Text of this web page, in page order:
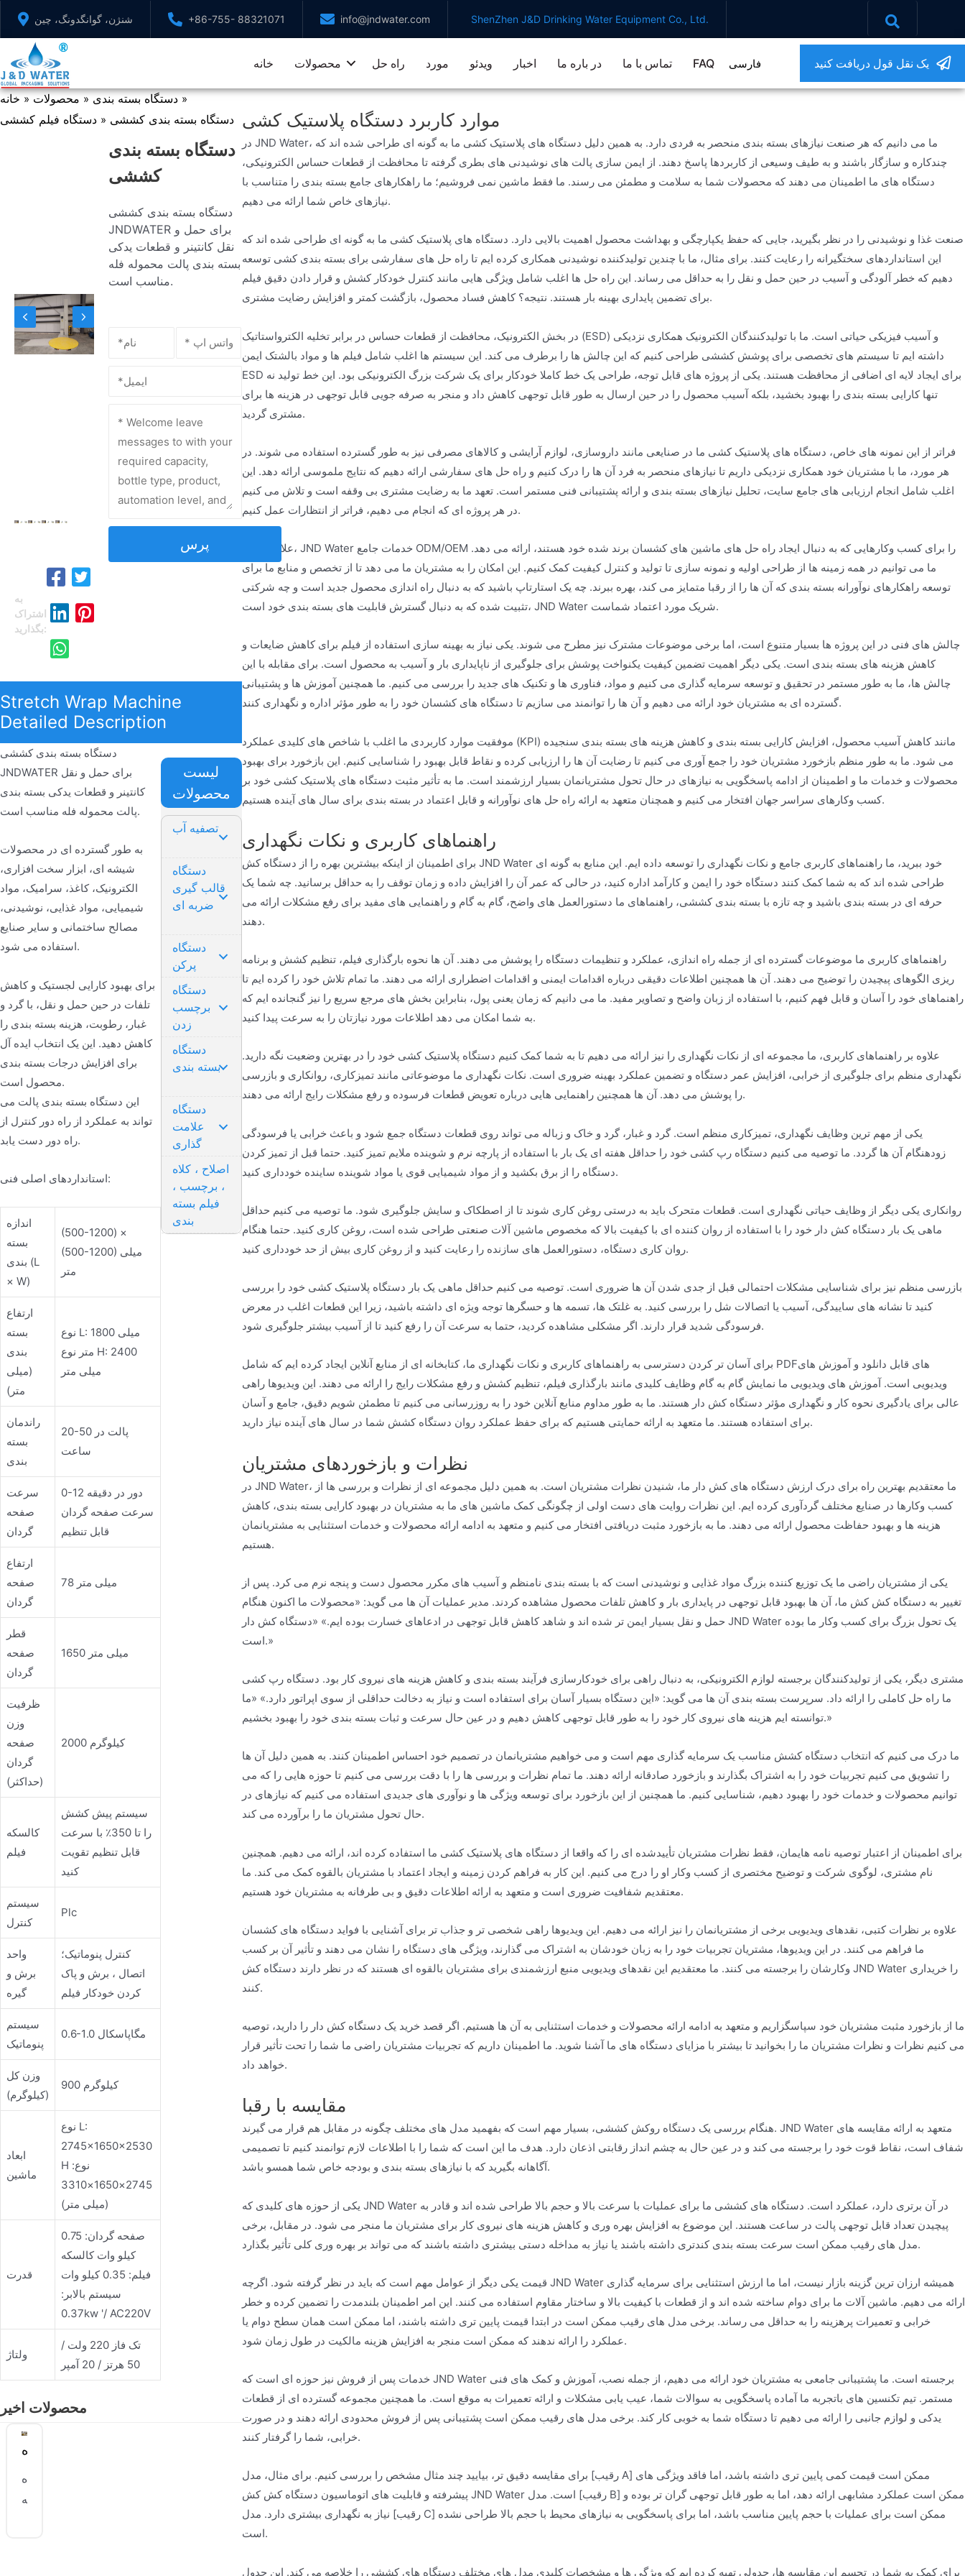
پرش
شنژن، گوانگدونگ، چین +86-755- 88321071 info@jndwater.com ShenZhen J&D Drinking Water Equipment Co., Ltd.
خانه محصولات راه حل مورد ویدئو اخبار در باره ما تماس با ما FAQ فارسی یک نقل قول دریافت کنید
خانه » محصولات » دستگاه بسته بندی »
دستگاه فیلم کششی » دستگاه بسته بندی کششی
به
اشتراک
بگذارید:
دستگاه بسته بندی
کششی
دستگاه بسته بندی کششی
JNDWATER برای حمل و
نقل کانتینر و قطعات یدکی
بسته بندی پالت محموله فله
مناسب است.
پرس
Stretch Wrap Machine
Detailed Description
دستگاه بسته بندی کششی
JNDWATER برای حمل و نقل
کانتینر و قطعات یدکی بسته بندی
پالت محموله فله مناسب است.
به طور گسترده ای در محصولات
شیشه ای، ابزار سخت افزاری،
الکترونیک، کاغذ، سرامیک، مواد
شیمیایی، مواد غذایی، نوشیدنی،
مصالح ساختمانی و سایر صنایع
استفاده می شود.
برای بهبود کارایی لجستیک و کاهش
تلفات در حین حمل و نقل، با گرد و
غبار، رطوبت، هزینه بسته بندی را
کاهش دهید. این یک انتخاب ایده آل
برای افزایش درجات بسته بندی
محصول است.
این دستگاه بسته بندی پالت می
تواند به عملکرد از راه دور کنترل از
راه دور دست یابد.
استانداردهای اصلی فنی:
اندازه
بسته
بندی (L
× W)
(500-1200) ×
(500-1200) میلی
متر
ارتفاع
بسته
بندی
(میلی
متر)
نوع L: 1800 میلی
متر نوع H: 2400
میلی متر
راندمان
بسته
بندی
20-50 پالت در
ساعت
سرعت
صفحه
گردان
0-12 دور در دقیقه
سرعت صفحه گردان
قابل تنظیم
ارتفاع
صفحه
گردان
78 میلی متر
قطر
صفحه
گردان
1650 میلی متر
ظرفیت
وزن
صفحه
گردان
(حداکثر)
2000 کیلوگرم
کالسکه
فیلم
سیستم پیش کشش
را تا 350٪ با سرعت
قابل تنظیم تقویت
کنید
سیستم
کنترل
Plc
واحد
برش و
گیره
کنترل پنوماتیک؛
اتصال ، برش و پاک
کردن خودکار فیلم
سیستم
پنوماتیک
0.6-1.0 مگاپاسکال
وزن کل
(کیلوگرم)
900 کیلوگرم
ابعاد
ماشین
نوع L:
2745×1650×2530
H نوع:
2745×1650×3310
(میلی متر)
قدرت
صفحه گردان: 0.75
کیلو وات کالسکه
فیلم: 0.35 کیلو وات
سیستم بالابر:
0.37kw '/ AC220V
ولتاژ
تک فاز 220 ولت /
50 هرتز / 20 آمپر
لیست
محصولات
تصفیه آب
دستگاه
قالب گیری
ضربه ای
دستگاه
پرکن
دستگاه
برچسب
زدن
دستگاه
بسته بندی
دستگاه
علامت
گذاری
اصلاح ، کلاه
، برچسب ،
فیلم بسته
بندی
محصولات اخیر
دستگاه
فیلم
کششی
دستگاه
بسته
موارد کاربرد دستگاه پلاستیک کشی
در JND Water، ما می دانیم که هر صنعت نیازهای بسته بندی منحصر به فردی دارد. به همین دلیل دستگاه های پلاستیک کشی ما به گونه ای طراحی شده اند که
چندکاره و سازگار باشند و به طیف وسیعی از کاربردها پاسخ دهند. از ایمن سازی پالت های نوشیدنی های بطری گرفته تا محافظت از قطعات حساس الکترونیکی،
دستگاه های ما اطمینان می دهند که محصولات شما به سلامت و مطمئن می رسند. ما فقط ماشین نمی فروشیم؛ ما راهکارهای جامع بسته بندی را متناسب با
نیازهای خاص شما ارائه می دهیم.
صنعت غذا و نوشیدنی را در نظر بگیرید، جایی که حفظ یکپارچگی و بهداشت محصول اهمیت بالایی دارد. دستگاه های پلاستیک کشی ما به گونه ای طراحی شده اند که
این استانداردهای سختگیرانه را رعایت کنند. برای مثال، ما با چندین تولیدکننده نوشیدنی همکاری کرده ایم تا راه حل های سفارشی برای بسته بندی کشی توسعه
دهیم که خطر آلودگی و آسیب در حین حمل و نقل را به حداقل می رساند. این راه حل ها اغلب شامل ویژگی هایی مانند کنترل خودکار کشش و قرار دادن دقیق فیلم
برای تضمین پایداری بهینه بار هستند. نتیجه؟ کاهش فساد محصول، بازگشت کمتر و افزایش رضایت مشتری.
در بخش الکترونیک، محافظت از قطعات حساس در برابر تخلیه الکترواستاتیک (ESD) و آسیب فیزیکی حیاتی است. ما با تولیدکنندگان الکترونیک همکاری نزدیکی
داشته ایم تا سیستم های تخصصی برای پوشش کششی طراحی کنیم که این چالش ها را برطرف می کند. این سیستم ها اغلب شامل فیلم ها و مواد بالشتک ایمن
ESD برای ایجاد لایه ای اضافی از محافظت هستند. یکی از پروژه های قابل توجه، طراحی یک خط کاملا خودکار برای یک شرکت بزرگ الکترونیکی بود. این خط تولید نه
تنها کارایی بسته بندی را بهبود بخشید، بلکه آسیب محصول را در حین ارسال به طور قابل توجهی کاهش داد و منجر به صرفه جویی قابل توجهی در هزینه ها برای
مشتری گردید.
فراتر از این نمونه های خاص، دستگاه های پلاستیک کشی ما در صنایعی مانند داروسازی، لوازم آرایشی و کالاهای مصرفی نیز به طور گسترده استفاده می شوند. در
هر مورد، ما با مشتریان خود همکاری نزدیکی داریم تا نیازهای منحصر به فرد آن ها را درک کنیم و راه حل های سفارشی ارائه دهیم که نتایج ملموسی ارائه دهد. این
اغلب شامل انجام ارزیابی های جامع سایت، تحلیل نیازهای بسته بندی و ارائه پشتیبانی فنی مستمر است. تعهد ما به رضایت مشتری بی وقفه است و تلاش می کنیم
در هر پروژه ای که انجام می دهیم، فراتر از انتظارات عمل کنیم.
علاوه بر این، JND Water خدمات جامع ODM/OEM را برای کسب وکارهایی که به دنبال ایجاد راه حل های ماشین های کشسان برند شده خود هستند، ارائه می دهد.
ما می توانیم در همه زمینه ها از طراحی اولیه و نمونه سازی تا تولید و کنترل کیفیت کمک کنیم. این امکان را به مشتریان ما می دهد تا از تخصص و منابع ما برای
توسعه راهکارهای نوآورانه بسته بندی که آن ها را از رقبا متمایز می کند، بهره ببرند. چه یک استارتاپ باشید که به دنبال راه اندازی محصول جدید است و چه شرکتی
تثبیت شده که به دنبال گسترش قابلیت های بسته بندی خود است، JND Water شریک مورد اعتماد شماست.
چالش های فنی در این پروژه ها بسیار متنوع است، اما برخی موضوعات مشترک نیز مطرح می شوند. یکی نیاز به بهینه سازی استفاده از فیلم برای کاهش ضایعات و
کاهش هزینه های بسته بندی است. یکی دیگر اهمیت تضمین کیفیت یکنواخت پوشش برای جلوگیری از ناپایداری بار و آسیب به محصول است. برای مقابله با این
چالش ها، ما به طور مستمر در تحقیق و توسعه سرمایه گذاری می کنیم و مواد، فناوری ها و تکنیک های جدید را بررسی می کنیم. ما همچنین آموزش ها و پشتیبانی
گسترده ای به مشتریان خود ارائه می دهیم و آن ها را توانمند می سازیم تا دستگاه های کشسان خود را به طور مؤثر اداره و نگهداری کنند.
موفقیت موارد کاربردی ما اغلب با شاخص های کلیدی عملکرد (KPI) مانند کاهش آسیب محصول، افزایش کارایی بسته بندی و کاهش هزینه های بسته بندی سنجیده
می شود. ما به طور منظم بازخورد مشتریان خود را جمع آوری می کنیم تا رضایت آن ها را ارزیابی کرده و نقاط قابل بهبود را شناسایی کنیم. این بازخورد برای بهبود
محصولات و خدمات ما و اطمینان از ادامه پاسخگویی به نیازهای در حال تحول مشتریانمان بسیار ارزشمند است. ما به تأثیر مثبت دستگاه های پلاستیک کشی خود بر
کسب وکارهای سراسر جهان افتخار می کنیم و همچنان متعهد به ارائه راه حل های نوآورانه و قابل اعتماد در بسته بندی برای سال های آینده هستیم.
راهنماهای کاربری و نکات نگهداری
برای اطمینان از اینکه بیشترین بهره را از دستگاه کش JND Water خود ببرید، ما راهنماهای کاربری جامع و نکات نگهداری را توسعه داده ایم. این منابع به گونه ای
طراحی شده اند که به شما کمک کنند دستگاه خود را ایمن و کارآمد اداره کنید، در حالی که عمر آن را افزایش داده و زمان توقف را به حداقل برسانید. چه شما یک
حرفه ای در بسته بندی باشید و چه تازه با بسته بندی کششی، راهنماهای ما دستورالعمل های واضح، گام به گام و راهنمایی های مفید برای رفع مشکلات ارائه می
دهند.
راهنماهای کاربری ما موضوعات گسترده ای از جمله راه اندازی، عملکرد و تنظیمات دستگاه را پوشش می دهند. آن ها نحوه بارگذاری فیلم، تنظیم کشش و برنامه
ریزی الگوهای پیچیدن را توضیح می دهند. آن ها همچنین اطلاعات دقیقی درباره اقدامات ایمنی و اقدامات اضطراری ارائه می دهند. ما تمام تلاش خود را کرده ایم تا
راهنماهای خود را آسان و قابل فهم کنیم، با استفاده از زبان واضح و تصاویر مفید. ما می دانیم که زمان یعنی پول، بنابراین بخش های مرجع سریع را نیز گنجانده ایم که
به شما امکان می دهد اطلاعات مورد نیازتان را به سرعت پیدا کنید.
علاوه بر راهنماهای کاربری، ما مجموعه ای از نکات نگهداری را نیز ارائه می دهیم تا به شما کمک کنیم دستگاه پلاستیک کشی خود را در بهترین وضعیت نگه دارید.
نگهداری منظم برای جلوگیری از خرابی، افزایش عمر دستگاه و تضمین عملکرد بهینه ضروری است. نکات نگهداری ما موضوعاتی مانند تمیزکاری، روانکاری و بازرسی
را پوشش می دهد. آن ها همچنین راهنمایی هایی درباره تعویض قطعات فرسوده و رفع مشکلات رایج ارائه می دهند.
یکی از مهم ترین وظایف نگهداری، تمیزکاری منظم است. گرد و غبار، گرد و خاک و زباله می تواند روی قطعات دستگاه جمع شود و باعث خرابی یا فرسودگی
زودهنگام آن ها گردد. ما توصیه می کنیم دستگاه رپ کشی خود را حداقل هفته ای یک بار با استفاده از پارچه نرم و شوینده ملایم تمیز کنید. حتما قبل از تمیز کردن
دستگاه را از برق بکشید و از مواد شیمیایی قوی یا مواد شوینده ساینده خودداری کنید.
روانکاری یکی دیگر از وظایف حیاتی نگهداری است. قطعات متحرک باید به درستی روغن کاری شوند تا از اصطکاک و سایش جلوگیری شود. ما توصیه می کنیم حداقل
ماهی یک بار دستگاه کش دار خود را با استفاده از روان کننده ای با کیفیت بالا که مخصوص ماشین آلات صنعتی طراحی شده است، روغن کاری کنید. حتما هنگام
روان کاری دستگاه، دستورالعمل های سازنده را رعایت کنید و از روغن کاری بیش از حد خودداری کنید.
بازرسی منظم نیز برای شناسایی مشکلات احتمالی قبل از جدی شدن آن ها ضروری است. توصیه می کنیم حداقل ماهی یک بار دستگاه پلاستیک کشی خود را بررسی
کنید تا نشانه های ساییدگی، آسیب یا اتصالات شل را بررسی کنید. به غلتک ها، تسمه ها و حسگرها توجه ویژه ای داشته باشید، زیرا این قطعات اغلب در معرض
فرسودگی شدید قرار دارند. اگر مشکلی مشاهده کردید، حتما به سرعت آن را رفع کنید تا از آسیب بیشتر جلوگیری شود.
برای آسان تر کردن دسترسی به راهنماهای کاربری و نکات نگهداری ما، کتابخانه ای از منابع آنلاین ایجاد کرده ایم که شامل PDFهای قابل دانلود و آموزش های
ویدیویی است. آموزش های ویدیویی ما نمایش گام به گام وظایف کلیدی مانند بارگذاری فیلم، تنظیم کشش و رفع مشکلات رایج را ارائه می دهند. این ویدیوها راهی
عالی برای یادگیری نحوه کار و نگهداری مؤثر دستگاه کش دار هستند. ما به طور مداوم منابع آنلاین خود را به روزرسانی می کنیم تا مطمئن شویم دقیق، جامع و آسان
برای استفاده هستند. ما متعهد به ارائه حمایتی هستیم که برای حفظ عملکرد روان دستگاه کشش شما در سال های آینده نیاز دارید.
نظرات و بازخوردهای مشتریان
در JND Water، ما معتقدیم بهترین راه برای درک ارزش دستگاه های کش دار ما، شنیدن نظرات مشتریان است. به همین دلیل مجموعه ای از نظرات و بررسی ها از
کسب وکارها در صنایع مختلف گردآوری کرده ایم. این نظرات روایت های دست اولی از چگونگی کمک ماشین های ما به مشتریان در بهبود کارایی بسته بندی، کاهش
هزینه ها و بهبود حفاظت محصول ارائه می دهند. ما به بازخورد مثبت دریافتی افتخار می کنیم و متعهد به ادامه ارائه محصولات و خدمات استثنایی به مشتریانمان
هستیم.
یکی از مشتریان راضی ما یک توزیع کننده بزرگ مواد غذایی و نوشیدنی است که با بسته بندی نامنظم و آسیب های مکرر محصول دست و پنجه نرم می کرد. پس از
تغییر به دستگاه کش کش ما، آن ها بهبود قابل توجهی در پایداری بار و کاهش تلفات محصول مشاهده کردند. مدیر عملیات آن ها می گوید: «محصولات ما اکنون هنگام
حمل و نقل بسیار ایمن تر شده اند و شاهد کاهش قابل توجهی در ادعاهای خسارت بوده ایم.» «دستگاه کش دار JND Water یک تحول بزرگ برای کسب وکار ما بوده
است.»
مشتری دیگر، یکی از تولیدکنندگان برجسته لوازم الکترونیکی، به دنبال راهی برای خودکارسازی فرآیند بسته بندی و کاهش هزینه های نیروی کار بود. دستگاه رپ کشی
ما راه حل کاملی را ارائه داد. سرپرست بسته بندی آن ها می گوید: «این دستگاه بسیار آسان برای استفاده است و نیاز به دخالت حداقلی از سوی اپراتور دارد.» «ما
توانسته ایم هزینه های نیروی کار خود را به طور قابل توجهی کاهش دهیم و در عین حال سرعت و ثبات بسته بندی خود را بهبود بخشیم.»
ما درک می کنیم که انتخاب دستگاه کشش مناسب یک سرمایه گذاری مهم است و می خواهیم مشتریانمان در تصمیم خود احساس اطمینان کنند. به همین دلیل آن ها
را تشویق می کنیم تجربیات خود را به اشتراک بگذارند و بازخورد صادقانه ارائه دهند. ما تمام نظرات و بررسی ها را با دقت بررسی می کنیم تا حوزه هایی را که می
توانیم محصولات و خدمات خود را بهبود دهیم، شناسایی کنیم. ما همچنین از این بازخورد برای توسعه ویژگی ها و نوآوری های جدیدی استفاده می کنیم که نیازهای در
حال تحول مشتریان ما را برآورده می کند.
برای اطمینان از اعتبار توصیه نامه هایمان، فقط نظرات مشتریان تأییدشده ای را که واقعا از دستگاه های پلاستیک کشی ما استفاده کرده اند، ارائه می دهیم. همچنین
نام مشتری، لوگوی شرکت و توضیح مختصری از کسب وکار او را درج می کنیم. این کار به فراهم کردن زمینه و ایجاد اعتماد با مشتریان بالقوه کمک می کند. ما
معتقدیم شفافیت ضروری است و متعهد به ارائه اطلاعات دقیق و بی طرفانه به مشتریان خود هستیم.
علاوه بر نظرات کتبی، نقدهای ویدیویی برخی از مشتریانمان را نیز ارائه می دهیم. این ویدیوها راهی شخصی تر و جذاب تر برای آشنایی با فواید دستگاه های کشسان
ما فراهم می کنند. در این ویدیوها، مشتریان تجربیات خود را به زبان خودشان به اشتراک می گذارند، ویژگی های دستگاه را نشان می دهند و تأثیر آن بر کسب
وکارشان را برجسته می کنند. ما معتقدیم این نقدهای ویدیویی منبع ارزشمندی برای مشتریان بالقوه ای هستند که در نظر دارند دستگاه کش JND Water را خریداری
کنند.
ما از بازخورد مثبت مشتریان خود سپاسگزاریم و متعهد به ادامه ارائه محصولات و خدمات استثنایی به آن ها هستیم. اگر قصد خرید یک دستگاه کش دار را دارید، توصیه
می کنیم نظرات و نظرات مشتریان ما را بخوانید تا بیشتر با مزایای دستگاه های ما آشنا شوید. ما اطمینان داریم که تجربیات مشتریان راضی ما شما را تحت تأثیر قرار
خواهد داد.
مقایسه با رقبا
هنگام بررسی یک دستگاه روکش کششی، بسیار مهم است که بفهمید مدل های مختلف چگونه در مقابل هم قرار می گیرند. JND Water متعهد به ارائه مقایسه های
شفاف است، نقاط قوت خود را برجسته می کند و در عین حال به چشم انداز رقابتی اذعان دارد. هدف ما این است که شما را با اطلاعات لازم توانمند کنیم تا تصمیمی
آگاهانه بگیرید که با نیازهای بسته بندی و بودجه خاص شما همسو باشد.
یکی از حوزه های کلیدی که JND Water در آن برتری دارد، عملکرد است. دستگاه های کششی ما برای عملیات با سرعت بالا و حجم بالا طراحی شده اند و قادر به
پیچیدن تعداد قابل توجهی پالت در ساعت هستند. این موضوع به افزایش بهره وری و کاهش هزینه های نیروی کار برای مشتریان ما منجر می شود. در مقابل، برخی
مدل های رقیب ممکن است سرعت بسته بندی کندتری داشته باشند یا نیاز به مداخله دستی بیشتری داشته باشند که می تواند بر بهره وری کلی تأثیر بگذارد.
قیمت یکی دیگر از عوامل مهم است که باید در نظر گرفته شود. اگرچه JND Water همیشه ارزان ترین گزینه بازار نیست، اما ما ارزش استثنایی برای سرمایه گذاری
ارائه می دهیم. ماشین آلات ما برای دوام ساخته شده اند و از قطعات با کیفیت بالا و ساختار مقاوم استفاده می کنند. این امر اطمینان بلندمدت را تضمین کرده و خطر
خرابی و تعمیرات پرهزینه را به حداقل می رساند. برخی مدل های رقیب ممکن است در ابتدا قیمت پایین تری داشته باشند، اما ممکن است همان سطح دوام یا
عملکرد را ارائه ندهند که ممکن است منجر به افزایش هزینه مالکیت در طول زمان شود.
خدمات پس از فروش نیز حوزه ای است که JND Water برجسته است. ما پشتیبانی جامعی به مشتریان خود ارائه می دهیم، از جمله نصب، آموزش و کمک های فنی
مستمر. تیم تکنسین های باتجربه ما آماده پاسخگویی به سوالات شما، عیب یابی مشکلات و ارائه تعمیرات به موقع است. ما همچنین مجموعه گسترده ای از قطعات
یدکی و لوازم جانبی را ارائه می دهیم تا دستگاه شما به خوبی کار کند. برخی مدل های رقیب ممکن است پشتیبانی پس از فروش محدودی ارائه دهند و در صورت
خرابی، شما را گرفتار کنند.
برای مقایسه دقیق تر، بیایید چند مثال مشخص را بررسی کنیم. برای مثال، مدل [رقیب A] ممکن است قیمت کمی پایین تری داشته باشد، اما فاقد ویژگی های
پیشرفته و قابلیت های اتوماسیون دستگاه کش کش JND Water است. مدل [رقیب B] ممکن است عملکرد مشابهی ارائه دهد، اما به طور قابل توجهی گران تر بوده و
نیاز به نگهداری بیشتری دارد. مدل [رقیب C] ممکن است برای عملیات با حجم پایین مناسب باشد، اما برای پاسخگویی به نیازهای محیط با حجم بالا طراحی نشده
است.
برای کمک به شما در تجسم این مقایسه ها، جدولی تهیه کرده ایم که ویژگی ها و مشخصات کلیدی مدل های مختلف دستگاه های کششی را خلاصه می کند. این جدول